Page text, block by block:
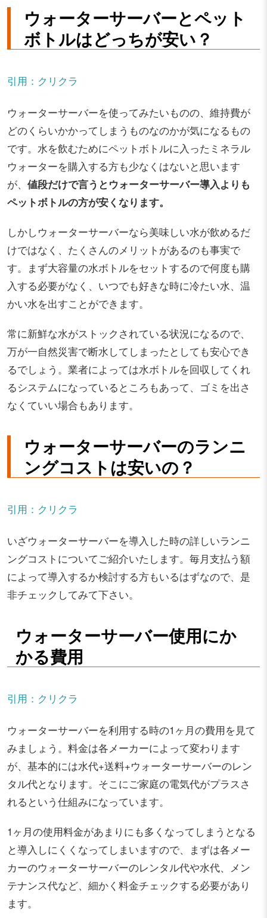
ウォーターサーバーとペット
ボトルはどっちが安い？
引用：クリクラ
ウォーターサーバーを使ってみたいものの、維持費が
どのくらいかかってしまうものなのかが気になるもの
です。水を飲むためにペットボトルに入ったミネラル
ウォーターを購入する方も少なくはないと思います
が、 値段だけで言うとウォーターサーバー導入よりも
ペットボトルの方が安くなります。
しかしウォーターサーバーなら美味しい水が飲めるだ
けではなく、たくさんのメリットがあるのも事実で
す。まず大容量の水ボトルをセットするので何度も購
入する必要がなく、いつでも好きな時に冷たい水、温
かい水を出すことができます。
常に新鮮な水がストックされている状況になるので、
万が一自然災害で断水してしまったとしても安心でき
るでしょう。業者によっては水ボトルを回収してくれ
るシステムになっているところもあって、ゴミを出さ
なくていい場合もあります。
ウォーターサーバーのランニ
ングコストは安いの？
引用：クリクラ
いざウォーターサーバーを導入した時の詳しいランニ
ングコストについてご紹介いたします。毎月支払う額
によって導入するか検討する方もいるはずなので、是
非チェックしてみて下さい。
ウォーターサーバー使用にか
かる費用
引用：クリクラ
ウォーターサーバーを利用する時の1ヶ月の費用を見て
みましょう。料金は各メーカーによって変わります
が、基本的には水代+送料+ウォーターサーバーのレン
タル代となります。そこにご家庭の電気代がプラスさ
れるという仕組みになっています。
1ヶ月の使用料金があまりにも多くなってしまうとなる
と導入しにくくなってしまいますので、まずは各メー
カーのウォーターサーバーのレンタル代や水代、メン
テナンス代など、細かく料金チェックする必要があり
ます。